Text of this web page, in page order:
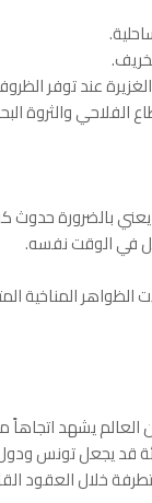
عند توفر
الفلاحي والثروة
يعني بالضرورة
في الوقت نفسه.
الظواهر
العالم يشهد اتجاهاً
قد يجعل تونس
خلال العقود